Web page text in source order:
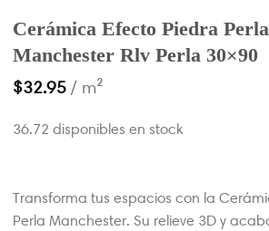
Cerámica Efecto Piedra
Manchester Rlv Perla 30×90
$32.95 / m²
36.72 disponibles en stock
Transforma tus espacios con la
Perla Manchester. Su relieve 3D y